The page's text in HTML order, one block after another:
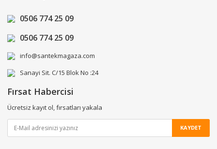
0506 774 25 09
0506 774 25 09
info@santekmagaza.com
Sanayi Sit. C/15 Blok No :24
Fırsat Habercisi
Ücretsiz kayıt ol, fırsatları yakala
KAYDET